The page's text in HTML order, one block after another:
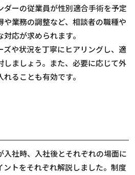
ダーの従業員が性別適合手術を予定
や業務の調整など、相談者の職種や
応が求められます。
ズや状況を丁寧にヒアリングし、適
ましょう。また、必要に応じて外
ることも有効です。
社時、入社後とそれぞれの場面に
ントをそれぞれ解説しました。制度